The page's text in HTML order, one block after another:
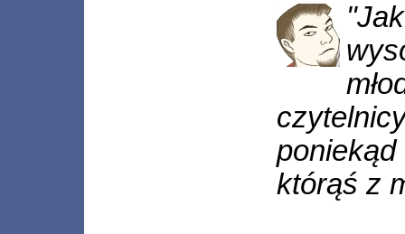
którąś z